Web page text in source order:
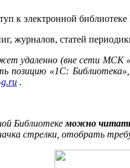
к электронной
журналов, статей
удаленно (вне сети
позицию «1С:
.
Библиотекеможно
стрелки, отобрать